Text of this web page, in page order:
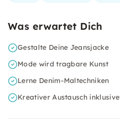
Was erwartet Dich
Gestalte Deine Jeansjacke
Mode wird tragbare Kunst
Lerne Denim-Maltechniken
Kreativer Austausch inklusive